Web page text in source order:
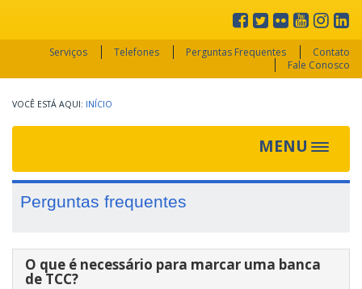
Serviços Telefones Perguntas Frequentes
Contato
Fale Conosco
INÍCIO
MENU
Toggle
Perguntas frequentes
O que é necessário para marcar uma banca
de TCC?